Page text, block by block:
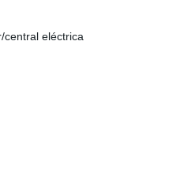
central eléctrica